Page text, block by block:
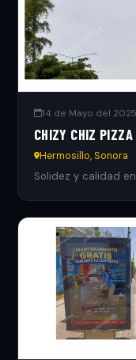
14 de Mayo del
CHIZY CHIZ
Hermosillo, Sonora
Solidez y calidad